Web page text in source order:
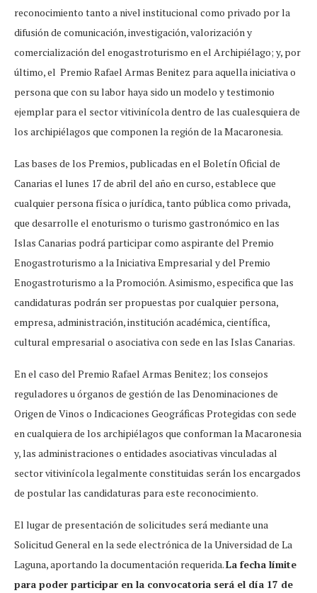
reconocimiento tanto a nivel institucional como privado por la
difusión de comunicación, investigación, valorización y
comercialización del enogastroturismo en el Archipiélago; y, por
último, el Premio Rafael Armas Benitez para aquella iniciativa o
persona que con su labor haya sido un modelo y testimonio
ejemplar para el sector vitivinícola dentro de las cualesquiera de
los archipiélagos que componen la región de la Macaronesia.
Las bases de los Premios, publicadas en el Boletín Oficial de
Canarias el lunes 17 de abril del año en curso, establece que
cualquier persona física o jurídica, tanto pública como privada,
que desarrolle el enoturismo o turismo gastronómico en las
Islas Canarias podrá participar como aspirante del Premio
Enogastroturismo a la Iniciativa Empresarial y del Premio
Enogastroturismo a la Promoción. Asimismo, especifica que las
candidaturas podrán ser propuestas por cualquier persona,
empresa, administración, institución académica, científica,
cultural empresarial o asociativa con sede en las Islas Canarias.
En el caso del Premio Rafael Armas Benitez; los consejos
reguladores u órganos de gestión de las Denominaciones de
Origen de Vinos o Indicaciones Geográficas Protegidas con sede
en cualquiera de los archipiélagos que conforman la Macaronesia
y, las administraciones o entidades asociativas vinculadas al
sector vitivinícola legalmente constituidas serán los encargados
de postular las candidaturas para este reconocimiento.
El lugar de presentación de solicitudes será mediante una
Solicitud General en la sede electrónica de la Universidad de La
Laguna, aportando la documentación requerida.La fecha límite
para poder participar en la convocatoria será el día 17 de